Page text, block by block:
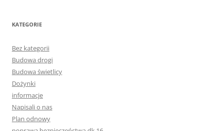
KATEGORIE
Bez kategorii
Budowa drogi
Budowa świetlicy
Dożynki
informacje
Napisali o nas
Plan odnowy